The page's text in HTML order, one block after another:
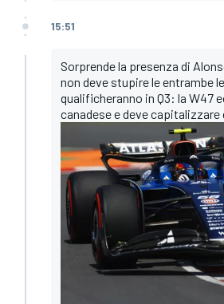
15:51
Sorprende la presenza di
non deve stupire le entrambe
qualificheranno in Q3: la W47
canadese e deve